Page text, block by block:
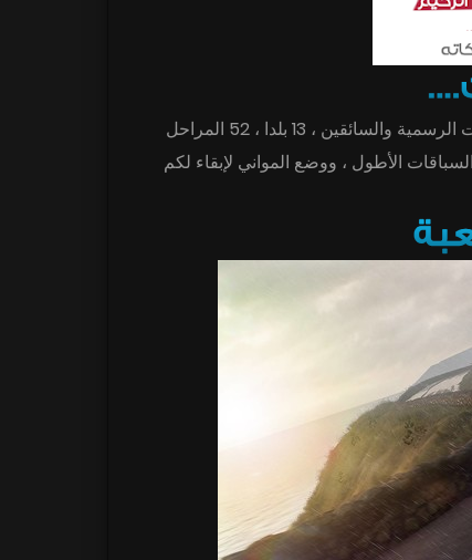
تاخذ علي جميع التحديات من 2017 بطوله العالم للراليات: السيارات الرسمية والسائقين ، 13 بلدا ، 52 المراحل
الأطول ، ووضع المواني لإبقاء لكم